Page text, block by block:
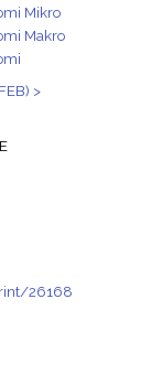
Mikro
Makro
>
26168